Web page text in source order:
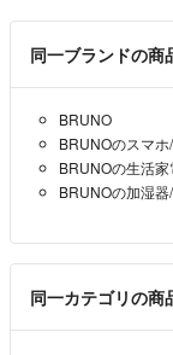
同一ブランドの商
BRUNO
BRUNOのスマホ
BRUNOの生活家
BRUNOの加湿
同一カテゴリの商